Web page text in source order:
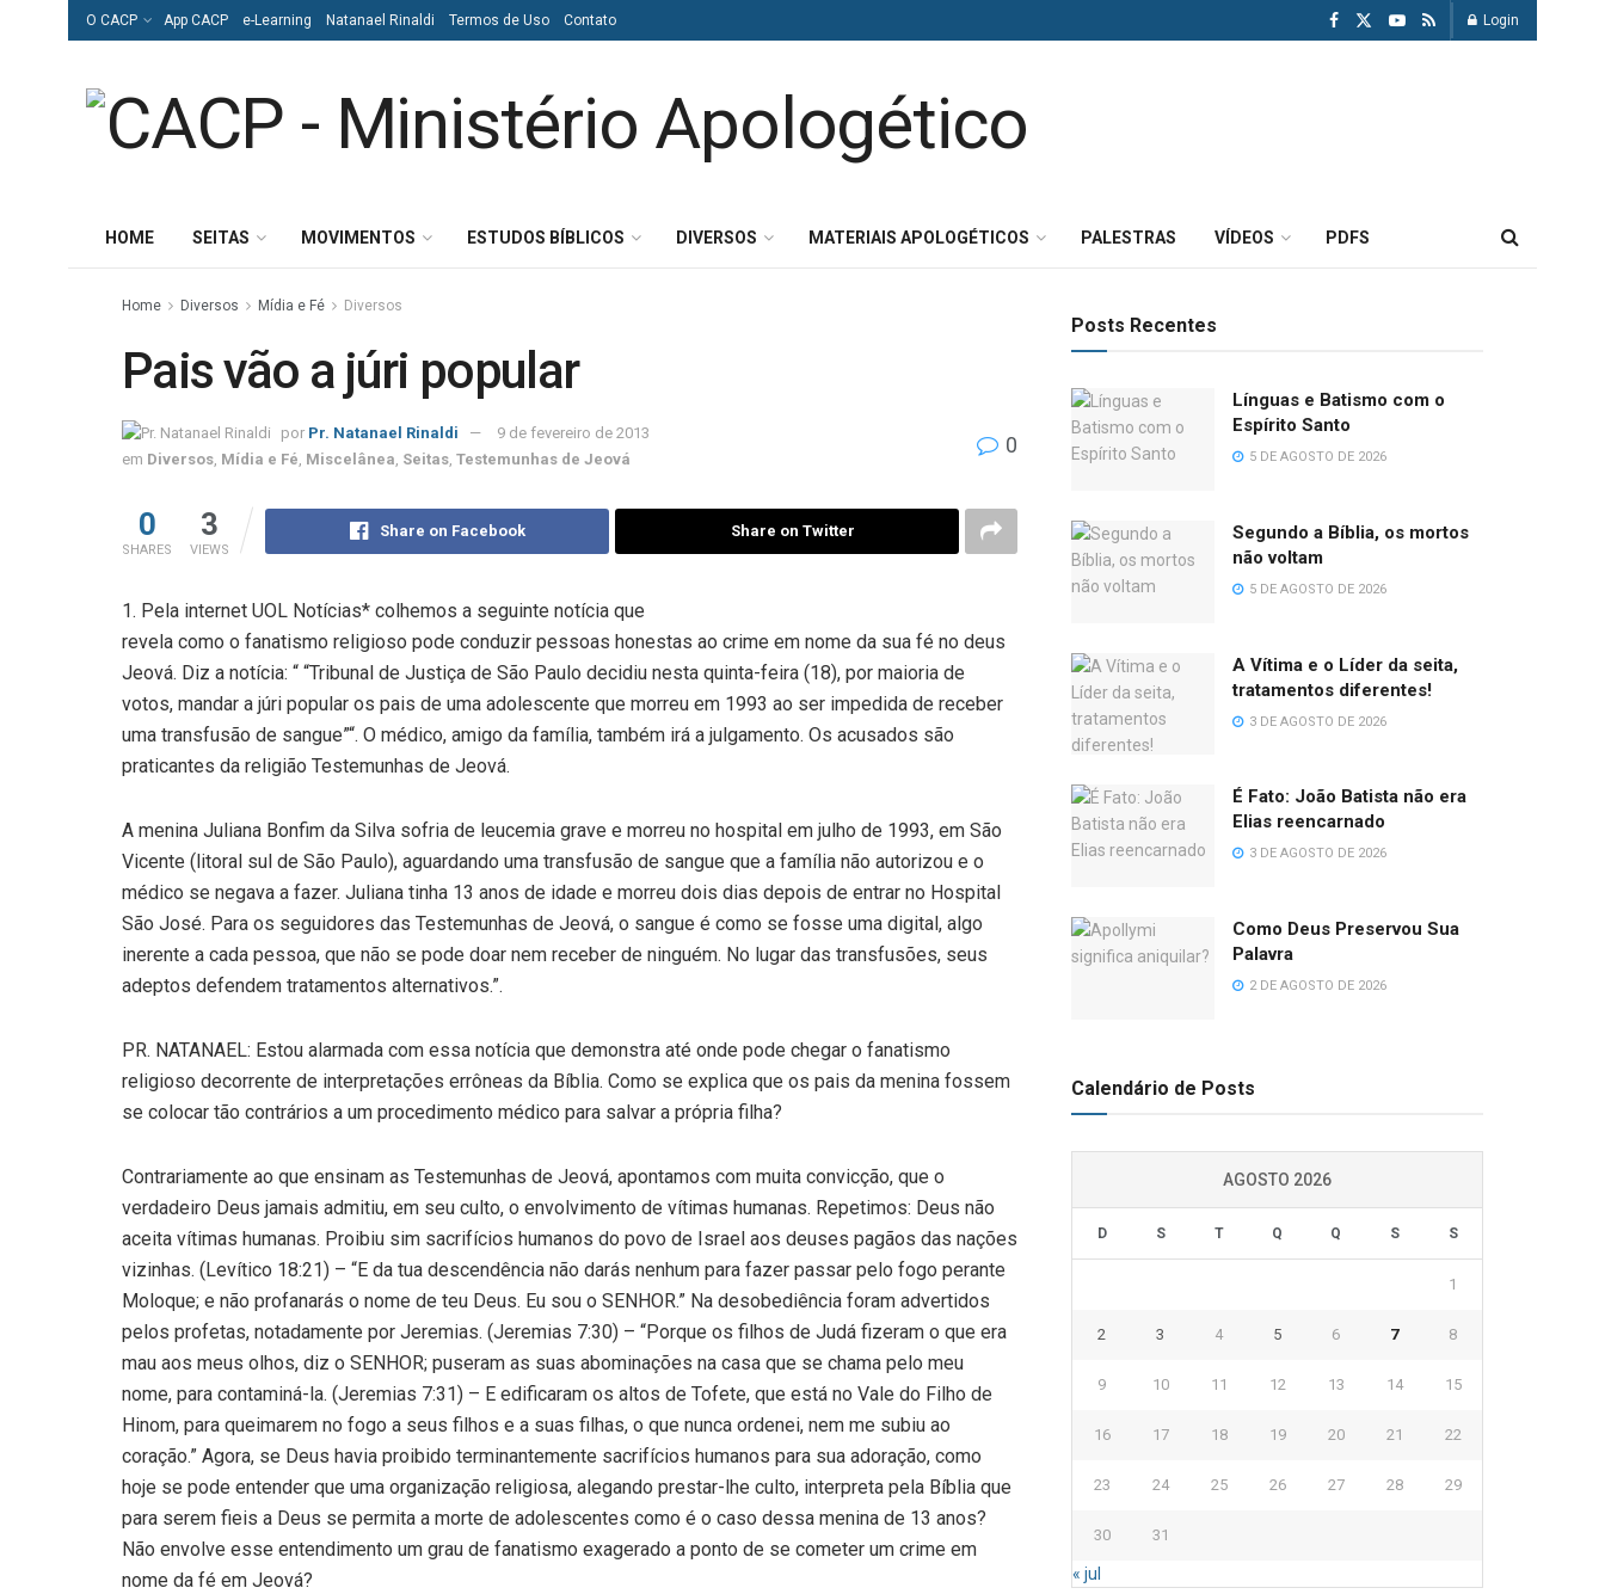
O CACP App CACP e-Learning Natanael Rinaldi Termos de Uso Contato Login
HOME SEITAS MOVIMENTOS ESTUDOS BÍBLICOS DIVERSOS MATERIAIS APOLOGÉTICOS PALESTRAS VÍDEOS PDFS
Home Diversos Mídia e Fé Diversos
Pais vão a júri popular
por Pr. Natanael Rinaldi
9 de fevereiro de 2013
em Diversos, Mídia e Fé, Miscelânea, Seitas, Testemunhas de Jeová
0
0
SHARES
3
VIEWS
Share on Facebook Share on Twitter
1. Pela internet UOL Notícias* colhemos a seguinte notícia que
revela como o fanatismo religioso pode conduzir pessoas honestas ao crime em nome da sua fé no deus
Jeová. Diz a notícia: “ “Tribunal de Justiça de São Paulo decidiu nesta quinta-feira (18), por maioria de
votos, mandar a júri popular os pais de uma adolescente que morreu em 1993 ao ser impedida de receber
uma transfusão de sangue”“. O médico, amigo da família, também irá a julgamento. Os acusados são
praticantes da religião Testemunhas de Jeová.
A menina Juliana Bonfim da Silva sofria de leucemia grave e morreu no hospital em julho de 1993, em São
Vicente (litoral sul de São Paulo), aguardando uma transfusão de sangue que a família não autorizou e o
médico se negava a fazer. Juliana tinha 13 anos de idade e morreu dois dias depois de entrar no Hospital
São José. Para os seguidores das Testemunhas de Jeová, o sangue é como se fosse uma digital, algo
inerente a cada pessoa, que não se pode doar nem receber de ninguém. No lugar das transfusões, seus
adeptos defendem tratamentos alternativos.”.
PR. NATANAEL: Estou alarmada com essa notícia que demonstra até onde pode chegar o fanatismo
religioso decorrente de interpretações errôneas da Bíblia. Como se explica que os pais da menina fossem
se colocar tão contrários a um procedimento médico para salvar a própria filha?
Contrariamente ao que ensinam as Testemunhas de Jeová, apontamos com muita convicção, que o
verdadeiro Deus jamais admitiu, em seu culto, o envolvimento de vítimas humanas. Repetimos: Deus não
aceita vítimas humanas. Proibiu sim sacrifícios humanos do povo de Israel aos deuses pagãos das nações
vizinhas. (Levítico 18:21) – “E da tua descendência não darás nenhum para fazer passar pelo fogo perante
Moloque; e não profanarás o nome de teu Deus. Eu sou o SENHOR.” Na desobediência foram advertidos
pelos profetas, notadamente por Jeremias. (Jeremias 7:30) – “Porque os filhos de Judá fizeram o que era
mau aos meus olhos, diz o SENHOR; puseram as suas abominações na casa que se chama pelo meu
nome, para contaminá-la. (Jeremias 7:31) – E edificaram os altos de Tofete, que está no Vale do Filho de
Hinom, para queimarem no fogo a seus filhos e a suas filhas, o que nunca ordenei, nem me subiu ao
coração.” Agora, se Deus havia proibido terminantemente sacrifícios humanos para sua adoração, como
hoje se pode entender que uma organização religiosa, alegando prestar-lhe culto, interpreta pela Bíblia que
para serem fieis a Deus se permita a morte de adolescentes como é o caso dessa menina de 13 anos?
Não envolve esse entendimento um grau de fanatismo exagerado a ponto de se cometer um crime em
nome da fé em Jeová?
Posts Recentes
Línguas e Batismo com o
Espírito Santo
5 DE AGOSTO DE 2026
Segundo a Bíblia, os mortos
não voltam
5 DE AGOSTO DE 2026
A Vítima e o Líder da seita,
tratamentos diferentes!
3 DE AGOSTO DE 2026
É Fato: João Batista não era
Elias reencarnado
3 DE AGOSTO DE 2026
Como Deus Preservou Sua
Palavra
2 DE AGOSTO DE 2026
Calendário de Posts
AGOSTO 2026
D S T Q Q S S
1
2 3 4 5 6 7 8
9 10 11 12 13 14 15
16 17 18 19 20 21 22
23 24 25 26 27 28 29
30 31
« jul